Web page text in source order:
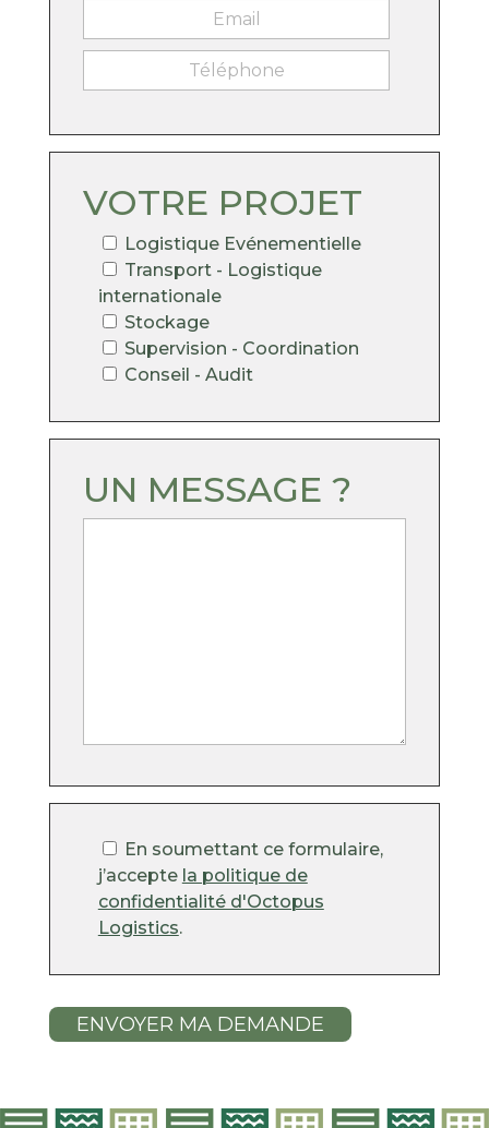
VOTRE PROJET
Logistique Evénementielle
Transport - Logistique
internationale
Stockage
Supervision - Coordination
Conseil - Audit
UN MESSAGE ?
En soumettant ce formulaire,
j’accepte la politique de
confidentialité d'Octopus
Logistics.